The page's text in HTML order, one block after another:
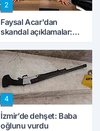
2
Faysal Acar'dan
skandal açıklamalar:
peynircilerimizi de
kıskaca aldı, müdahale
ettik'
4
İzmir’de dehşet: Baba
oğlunu vurdu